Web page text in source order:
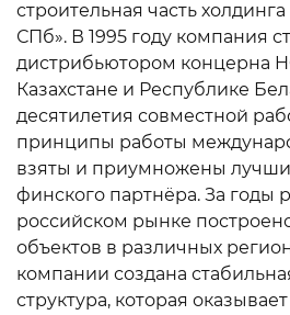
строительная часть
СПб». В 1995 году компания
дистрибьютором концерна
Казахстане и Республике
десятилетия совместной
принципы работы
взяты и приумножены
финского партнёра. За годы
российском рынке
объектов в различных
компании создана
структура, которая